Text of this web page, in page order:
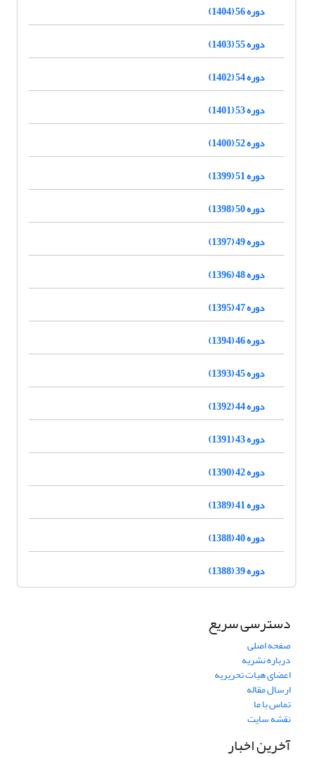
دوره 56 (1404)
دوره 55 (1403)
دوره 54 (1402)
دوره 53 (1401)
دوره 52 (1400)
دوره 51 (1399)
دوره 50 (1398)
دوره 49 (1397)
دوره 48 (1396)
دوره 47 (1395)
دوره 46 (1394)
دوره 45 (1393)
دوره 44 (1392)
دوره 43 (1391)
دوره 42 (1390)
دوره 41 (1389)
دوره 40 (1388)
دوره 39 (1388)
دسترسی سریع
صفحه اصلی
درباره نشریه
اعضای هیات تحریریه
ارسال مقاله
تماس با ما
نقشه سایت
آخرین اخبار